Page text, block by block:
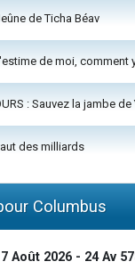
de Ticha Béav
de moi, comment
: Sauvez la jambe de
des milliards
Columbus
7 Août 2026 - 24 Av